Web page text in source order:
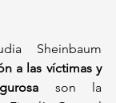
Sheinbaum
a las víctimas y
son la